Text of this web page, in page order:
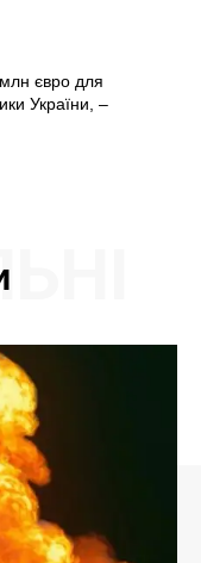
євро для
України, –